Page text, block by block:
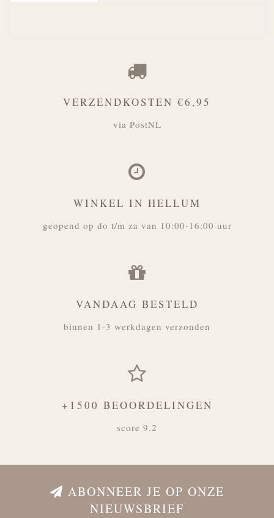
VERZENDKOSTEN €6,95
via PostNL
WINKEL IN HELLUM
geopend op do t/m za van 10:00-16:00 uur
VANDAAG BESTELD
binnen 1-3 werkdagen verzonden
+1500 BEOORDELINGEN
score 9.2
ABONNEER JE OP ONZE
NIEUWSBRIEF